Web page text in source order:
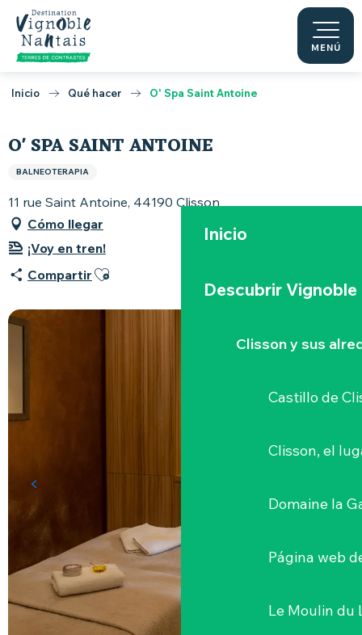
Aller
contenu
principal
MENÚ
Inicio
Descubrir Vignoble
Clisson y sus
Castillo de
Clisson, el
Domaine la
Página web
Le Moulin du
Inicio Qué hacer O' Spa Saint Antoine
O' SPA SAINT ANTOINE
BALNEOTERAPIA
11 rue Saint Antoine, 44190 Clisson
Cómo llegar
¡Voy en tren!
Compartir Ajouter aux favoris